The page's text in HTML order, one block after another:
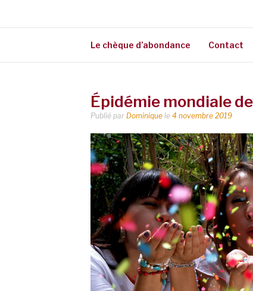
Le chèque d’abondance Contact
Épidémie mondiale
Publié par Dominique le 4 novembre 2019